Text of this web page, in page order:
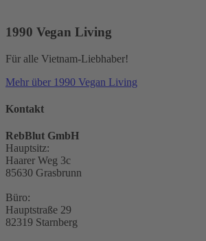
1990 Vegan Living
Für alle Vietnam-Liebhaber!
Mehr über 1990 Vegan Living
Kontakt
RebBlut GmbH
Hauptsitz:
Haarer Weg 3c
85630 Grasbrunn
Büro:
Hauptstraße 29
82319 Starnberg